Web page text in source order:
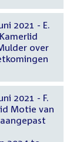
2021 - E.
over
2021 - F.
Motie van